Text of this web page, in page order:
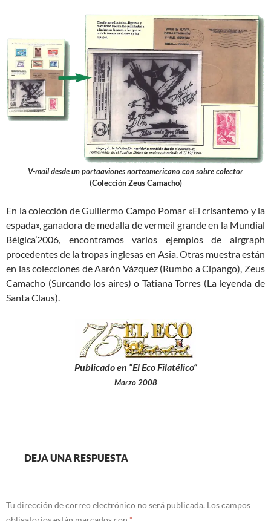
V-mail desde un portaaviones norteamericano con sobre colector
(Colección Zeus Camacho)
En la colección de Guillermo Campo Pomar «El crisantemo y la
espada», ganadora de medalla de vermeil grande en la Mundial
Bélgica’2006, encontramos varios ejemplos de airgraph
procedentes de la tropas inglesas en Asia. Otras muestra están
en las colecciones de Aarón Vázquez (Rumbo a Cipango), Zeus
Camacho (Surcando los aires) o Tatiana Torres (La leyenda de
Santa Claus).
Publicado en “El Eco Filatélico”
Marzo 2008
DEJA UNA RESPUESTA
Tu dirección de correo electrónico no será publicada. Los campos